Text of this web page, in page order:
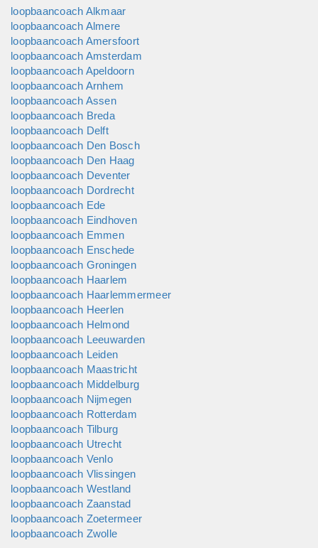
resultaten en motivatie verbeteren hierdoor sterk. Het blijft
niet alleen bij een tijdelijke verandering van gedrag maar het is
blijvend omdat de persoon er vanuit eigen overtuiging voor
kiest. Er ontstaat een nieuw denken: leren van lere...
loopbaancoach Alkmaar
loopbaancoach Almere
loopbaancoach Amersfoort
loopbaancoach Amsterdam
loopbaancoach Apeldoorn
loopbaancoach Arnhem
loopbaancoach Assen
loopbaancoach Breda
loopbaancoach Delft
loopbaancoach Den Bosch
loopbaancoach Den Haag
loopbaancoach Deventer
loopbaancoach Dordrecht
loopbaancoach Ede
loopbaancoach Eindhoven
loopbaancoach Emmen
loopbaancoach Enschede
loopbaancoach Groningen
loopbaancoach Haarlem
loopbaancoach Haarlemmermeer
loopbaancoach Heerlen
loopbaancoach Helmond
loopbaancoach Leeuwarden
loopbaancoach Leiden
loopbaancoach Maastricht
loopbaancoach Middelburg
loopbaancoach Nijmegen
loopbaancoach Rotterdam
loopbaancoach Tilburg
loopbaancoach Utrecht
loopbaancoach Venlo
loopbaancoach Vlissingen
loopbaancoach Westland
loopbaancoach Zaanstad
loopbaancoach Zoetermeer
loopbaancoach Zwolle